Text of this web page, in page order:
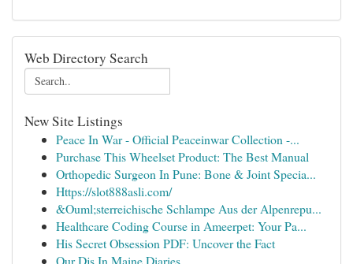
Web Directory Search
New Site Listings
Peace In War - Official Peaceinwar Collection -...
Purchase This Wheelset Product: The Best Manual
Orthopedic Surgeon In Pune: Bone & Joint Specia...
Https://slot888asli.com/
&Ouml;sterreichische Schlampe Aus der Alpenrepu...
Healthcare Coding Course in Ameerpet: Your Pa...
His Secret Obsession PDF: Uncover the Fact
Our Djs In Maine Diaries